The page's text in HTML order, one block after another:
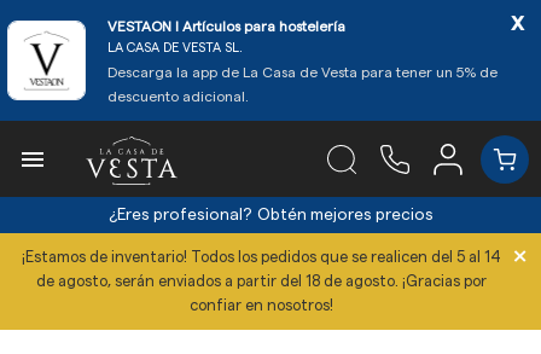
VESTAON l Artículos para hostelería
LA CASA DE VESTA SL.
Descarga la app de La Casa de Vesta para tener un 5% de
descuento adicional.
x

¿Eres profesional? Obtén mejores precios
¡Estamos de inventario! Todos los pedidos que se realicen del 5 al 14
de agosto, serán enviados a partir del 18 de agosto. ¡Gracias por
confiar en nosotros!
×